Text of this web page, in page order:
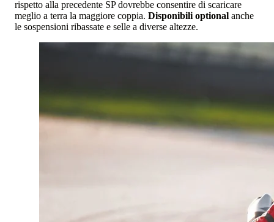
rispetto alla precedente SP dovrebbe consentire di scaricare
meglio a terra la maggiore coppia. Disponibili optional anche
le sospensioni ribassate e selle a diverse altezze.